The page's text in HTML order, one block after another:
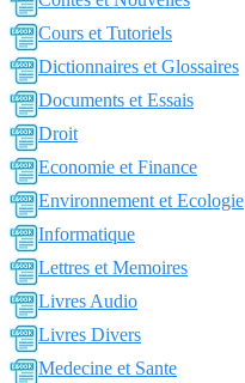
Cours et Tutoriels
Dictionnaires et Glossaires
Documents et Essais
Droit
Economie et Finance
Environnement et Ecologie
Informatique
Lettres et Memoires
Livres Audio
Livres Divers
Medecine et Sante